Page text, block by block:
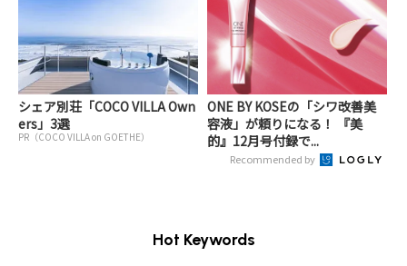
シェア別荘「COCO VILLA Own
ers」3選
PR（COCO VILLA on GOETHE）
ONE BY KOSEの「シワ改善美
容液」が頼りになる！ 『美
的』12月号付録で...
Recommended by
Hot Keywords